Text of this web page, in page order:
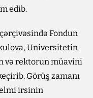
edib.
Fondun
Universitetin
və rektorun müavini
Görüş zamanı
elmi irsinin